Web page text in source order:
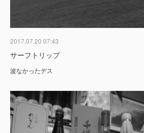
2017.07.20 07:43
サーフトリップ
波なかったデス